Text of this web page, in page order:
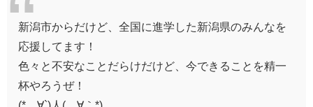
新潟市からだけど、全国に進学した新潟県のみんなを
応援してます！
色々と不安なことだらけだけど、今できることを精一
杯やろうぜ！